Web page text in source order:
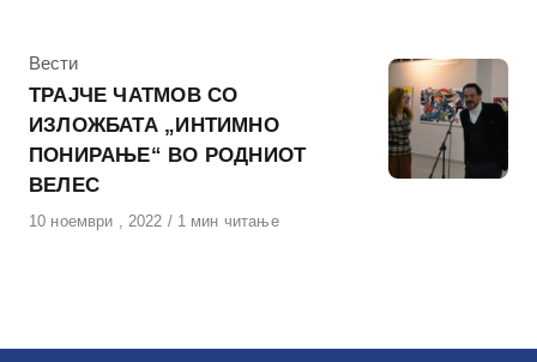
КАтегорија
Вести
ТРАЈЧЕ ЧАТМОВ СО
ИЗЛОЖБАТА „ИНТИМНО
ПОНИРАЊЕ“ ВО РОДНИОТ
ВЕЛЕС
Објавено
10 ноември , 2022 1 мин читање